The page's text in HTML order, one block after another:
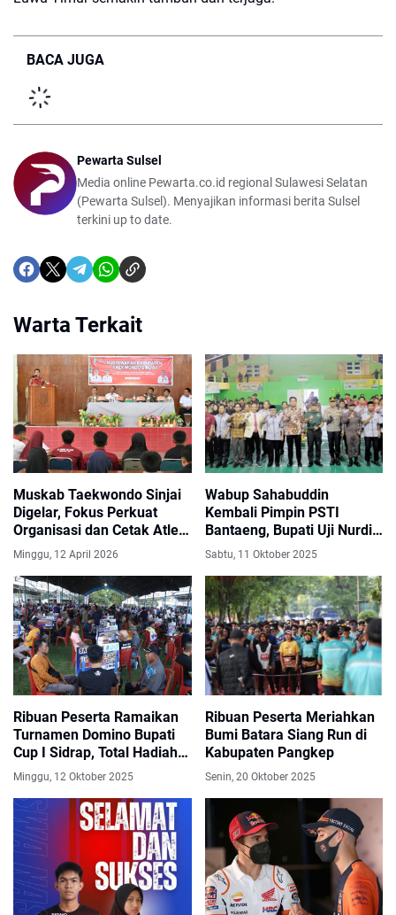
BACA JUGA
Pewarta Sulsel
Media online Pewarta.co.id regional Sulawesi Selatan
(Pewarta Sulsel). Menyajikan informasi berita Sulsel
terkini up to date.
Warta Terkait
Muskab Taekwondo Sinjai
Digelar, Fokus Perkuat
Organisasi dan Cetak Atlet
Berprestasi
Minggu, 12 April 2026
Wabup Sahabuddin
Kembali Pimpin PSTI
Bantaeng, Bupati Uji Nurdin
Buka Babak Kualifikasi Pra
Sabtu, 11 Oktober 2025
Ribuan Peserta Ramaikan
Turnamen Domino Bupati
Cup I Sidrap, Total Hadiah
Rp150 Juta
Minggu, 12 Oktober 2025
Ribuan Peserta Meriahkan
Bumi Batara Siang Run di
Kabupaten Pangkep
Senin, 20 Oktober 2025